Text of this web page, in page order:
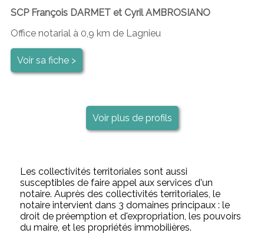
SCP François DARMET et Cyril AMBROSIANO
Office notarial à 0,9 km de Lagnieu
Voir sa fiche >
Voir plus de profils
Les collectivités territoriales sont aussi
susceptibles de faire appel aux services d'un
notaire. Auprès des collectivités territoriales, le
notaire intervient dans 3 domaines principaux : le
droit de préemption et d'expropriation, les pouvoirs
du maire, et les propriétés immobilières.